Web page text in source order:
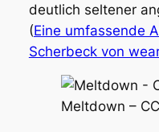
deutlich seltener
(Eine umfassende
Scherbeck von
Meltdown –